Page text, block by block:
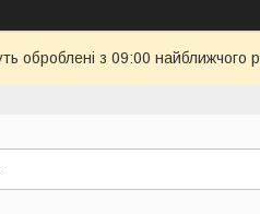
оброблені з 09:00 найближчого